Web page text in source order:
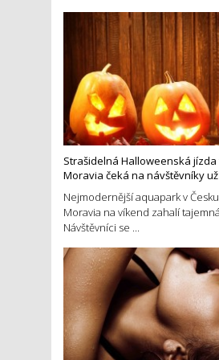
Strašidelná Halloweenská
Moravia čeká na návštěvníky
Nejmodernější aquapark v
Moravia na víkend zahalí
Návštěvníci se ...